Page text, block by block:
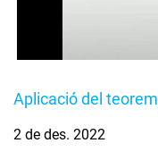
Aplicació del
2 de des. 2022